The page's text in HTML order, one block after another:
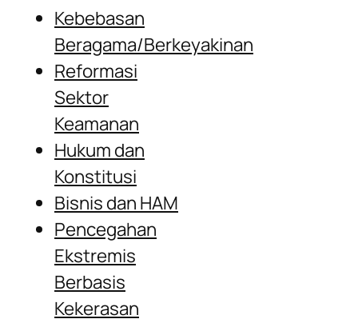
Kebebasan
Beragama/Berkeyakinan
Reformasi
Sektor
Keamanan
Hukum dan
Konstitusi
Bisnis dan HAM
Pencegahan
Ekstremis
Berbasis
Kekerasan